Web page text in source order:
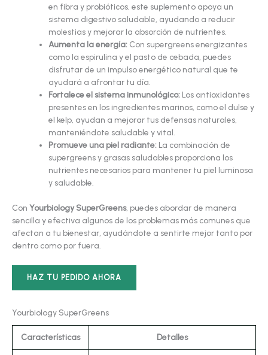
en fibra y probióticos, este suplemento apoya un
sistema digestivo saludable, ayudando a reducir
molestias y mejorar la absorción de nutrientes.
Aumenta la energía: Con supergreens energizantes
como la espirulina y el pasto de cebada, puedes
disfrutar de un impulso energético natural que te
ayudará a afrontar tu día.
Fortalece el sistema inmunológico: Los antioxidantes
presentes en los ingredientes marinos, como el dulse y
el kelp, ayudan a mejorar tus defensas naturales,
manteniéndote saludable y vital.
Promueve una piel radiante: La combinación de
supergreens y grasas saludables proporciona los
nutrientes necesarios para mantener tu piel luminosa
y saludable.
Con Yourbiology SuperGreens, puedes abordar de manera
sencilla y efectiva algunos de los problemas más comunes que
afectan a tu bienestar, ayudándote a sentirte mejor tanto por
dentro como por fuera.
HAZ TU PEDIDO AHORA
Yourbiology SuperGreens
Características Detalles